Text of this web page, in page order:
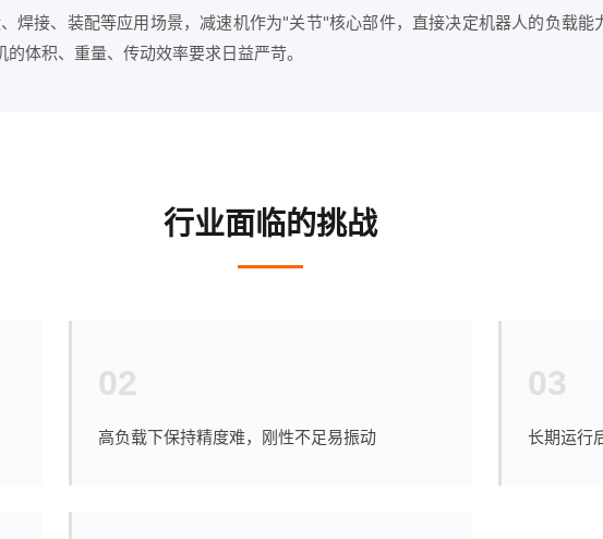
焊接、装配等应用场景，减速机作为"关节"核心部件，直接决定机器人的负载能
体积、重量、传动效率要求日益严苛。
行业面临的挑战
02
高负载下保持精度难，刚性不足易振动
03
长期运行